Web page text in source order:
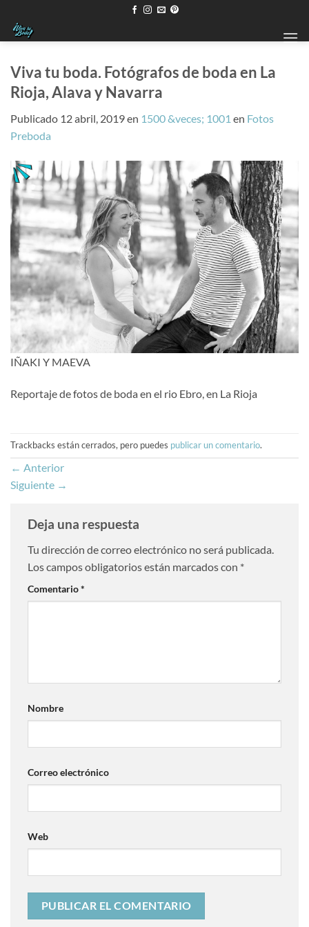
contenido
Viva tu boda. Fotógrafos de boda en La
Rioja, Alava y Navarra
Publicado 12 abril, 2019en 1500 &veces; 1001 en Fotos
Preboda
IÑAKI Y MAEVA
Reportaje de fotos de boda en el rio Ebro, en La Rioja
Trackbacks están cerrados, pero puedes publicar un comentario.
← Anterior
Siguiente →
Deja una respuesta
Tu dirección de correo electrónico no será publicada.
Los campos obligatorios están marcados con *
Comentario*
Nombre
Correo electrónico
Web